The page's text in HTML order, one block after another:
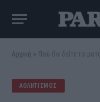
Αρχική » Πού θα δείτε τα
ΑΘΛΗΤΙΣΜΌΣ